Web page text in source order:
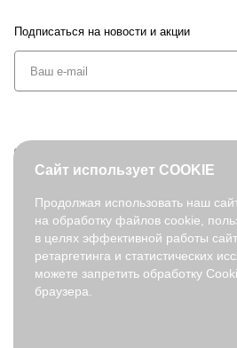
Подписаться на новости и акции
© 2026. fabretti.ru. Все права защищены
На информационном ресурсе
технологии .
Все ресурсы сайта fabretti.ru, включая
Сайт использует COOKIE
Продолжая использовать наш
на обработку файлов cookie,
в целях эффективной работы
ретаргетинга и статистических
можете запретить обработку
браузера.